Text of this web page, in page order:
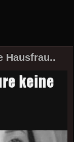
Hausfrau..